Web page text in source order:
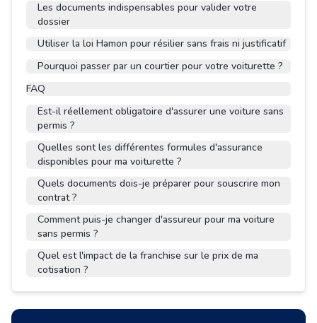
Les documents indispensables pour valider votre
dossier
Utiliser la loi Hamon pour résilier sans frais ni justificatif
Pourquoi passer par un courtier pour votre voiturette ?
FAQ
Est-il réellement obligatoire d'assurer une voiture sans
permis ?
Quelles sont les différentes formules d'assurance
disponibles pour ma voiturette ?
Quels documents dois-je préparer pour souscrire mon
contrat ?
Comment puis-je changer d'assureur pour ma voiture
sans permis ?
Quel est l'impact de la franchise sur le prix de ma
cotisation ?